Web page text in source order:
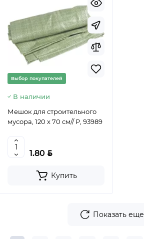
Выбор покупателей
В наличии
Мешок для строительного
мусора, 120 х 70 см// Р, 93989
1.80 BYN
Купить
Показать еще